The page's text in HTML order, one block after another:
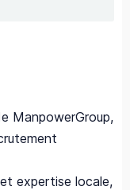
ManpowerGroup,
expertise locale,